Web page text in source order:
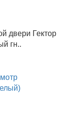
двери Гектор
гн..